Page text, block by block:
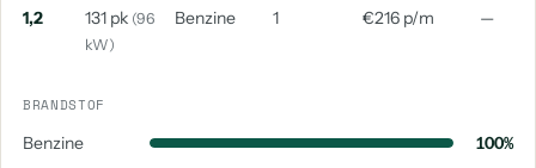
1,2 131 pk (96
kW)
Benzine 1 €216 p/m —
BRANDSTOF
Benzine 100%